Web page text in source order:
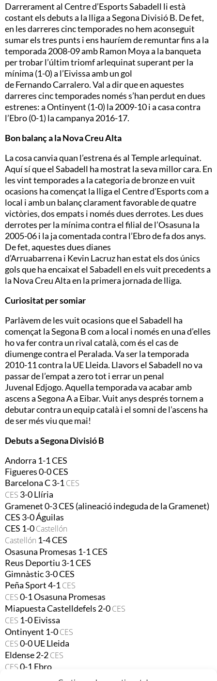
Darrerament al Centre d’Esports Sabadell li està
costant els debuts a la lliga a Segona Divisió B. De fet,
en les darreres cinc temporades no hem aconseguit
sumar els tres punts i ens hauríem de remuntar fins a la
temporada 2008-09 amb Ramon Moyaa la banqueta
per trobar l’últim triomf arlequinat superant per la
mínima (1-0) a l’Eivissa amb un gol
deFernandoCarralero. Val a dir que en aquestes
darreres cinc temporades només s’han perdut en dues
estrenes: a Ontinyent (1-0) la 2009-10 i a casa contra
l’Ebro(0-1) la campanya 2016-17.
Bon balanç a la Nova Creu Alta
La cosa canvia quan l’estrena és al Temple arlequinat.
Aquí sí que el Sabadell ha mostrat la seva millor cara. En
les vint temporades a la categoria de bronze en vuit
ocasions ha començat la lliga el Centre d’Esports com a
local i amb un balanç clarament favorable de quatre
victòries, dos empats i només dues derrotes. Les dues
derrotes per la mínima contra el filial de l’Osasuna la
2005-06 i la ja comentada contra l’Ebrode fa dos anys.
De fet, aquestes dues dianes
d’Arruabarrena i Kevin Lacruzhan estat els dos únics
gols que ha encaixat el Sabadell en els vuit precedents a
la Nova Creu Alta en la primera jornada de lliga.
Curiositat per somiar
Parlàvem de les vuit ocasions que el Sabadell ha
començat la Segona B com a local i només en una d’elles
ho va fer contra un rival català, com és el cas de
diumenge contrael Peralada. Va ser la temporada
2010-11 contra la UE Lleida. Llavors el Sabadell no va
passar de l’empat a zero tot i errar un penal
Juvenal Edjogo. Aquella temporada va acabar amb
ascens a SegonaA a Eibar. Vuit anys després tornem a
debutar contra un equip català i el somni de l’ascens ha
de ser més viu que mai!
Debuts a Segona Divisió B
Andorra 1-1CES
Figueres 0-0 CES
Barcelona C 3-1CES
CES 3-0 Llíria
Gramenet 0-3 CES (alineació indeguda de la Gramenet)
CES 3-0Águilas
CES 1-0Castellón
Castellón 1-4 CES
Osasuna Promesas 1-1CES
Reus Deportiu 3-1CES
Gimnàstic 3-0 CES
PeñaSport4-1CES
CES0-1 Osasuna Promesas
MiapuestaCastelldefels 2-0CES
CES 1-0 Eivissa
Ontinyent 1-0CES
CES0-0 UE Lleida
Eldense2-2CES
CES0-1 Ebro